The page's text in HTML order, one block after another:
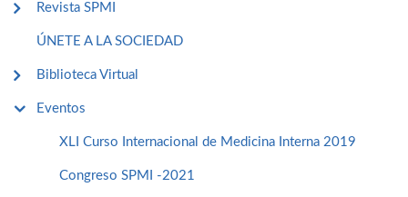
Revista SPMI
ÚNETE A LA SOCIEDAD
Biblioteca Virtual
Eventos
XLI Curso Internacional de Medicina Interna 2019
Congreso SPMI -2021